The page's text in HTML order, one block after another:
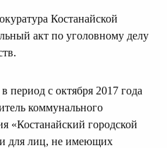
Костанайской
акт по уголовному делу
период с октября 2017 года
коммунального
«Костанайский городской
для лиц, не имеющих